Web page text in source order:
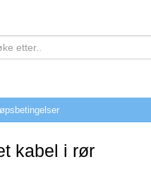
kabel i rør